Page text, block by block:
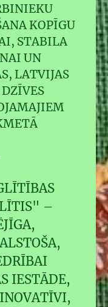
KOPĪGU
STABILA
UN
LATVIJAS
–
IESTĀDE,